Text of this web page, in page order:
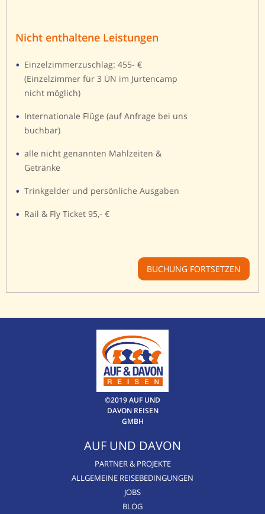
Nicht enthaltene Leistungen
Einzelzimmerzuschlag: 455- €
(Einzelzimmer für 3 ÜN im Jurtencamp
nicht möglich)
Internationale Flüge (auf Anfrage bei uns
buchbar)
alle nicht genannten Mahlzeiten &
Getränke
Trinkgelder und persönliche Ausgaben
Rail & Fly Ticket 95,- €
BUCHUNG FORTSETZEN
©2019 AUF UND
DAVON REISEN
GMBH
AUF UND DAVON
PARTNER & PROJEKTE
ALLGEMEINE REISEBEDINGUNGEN
JOBS
BLOG